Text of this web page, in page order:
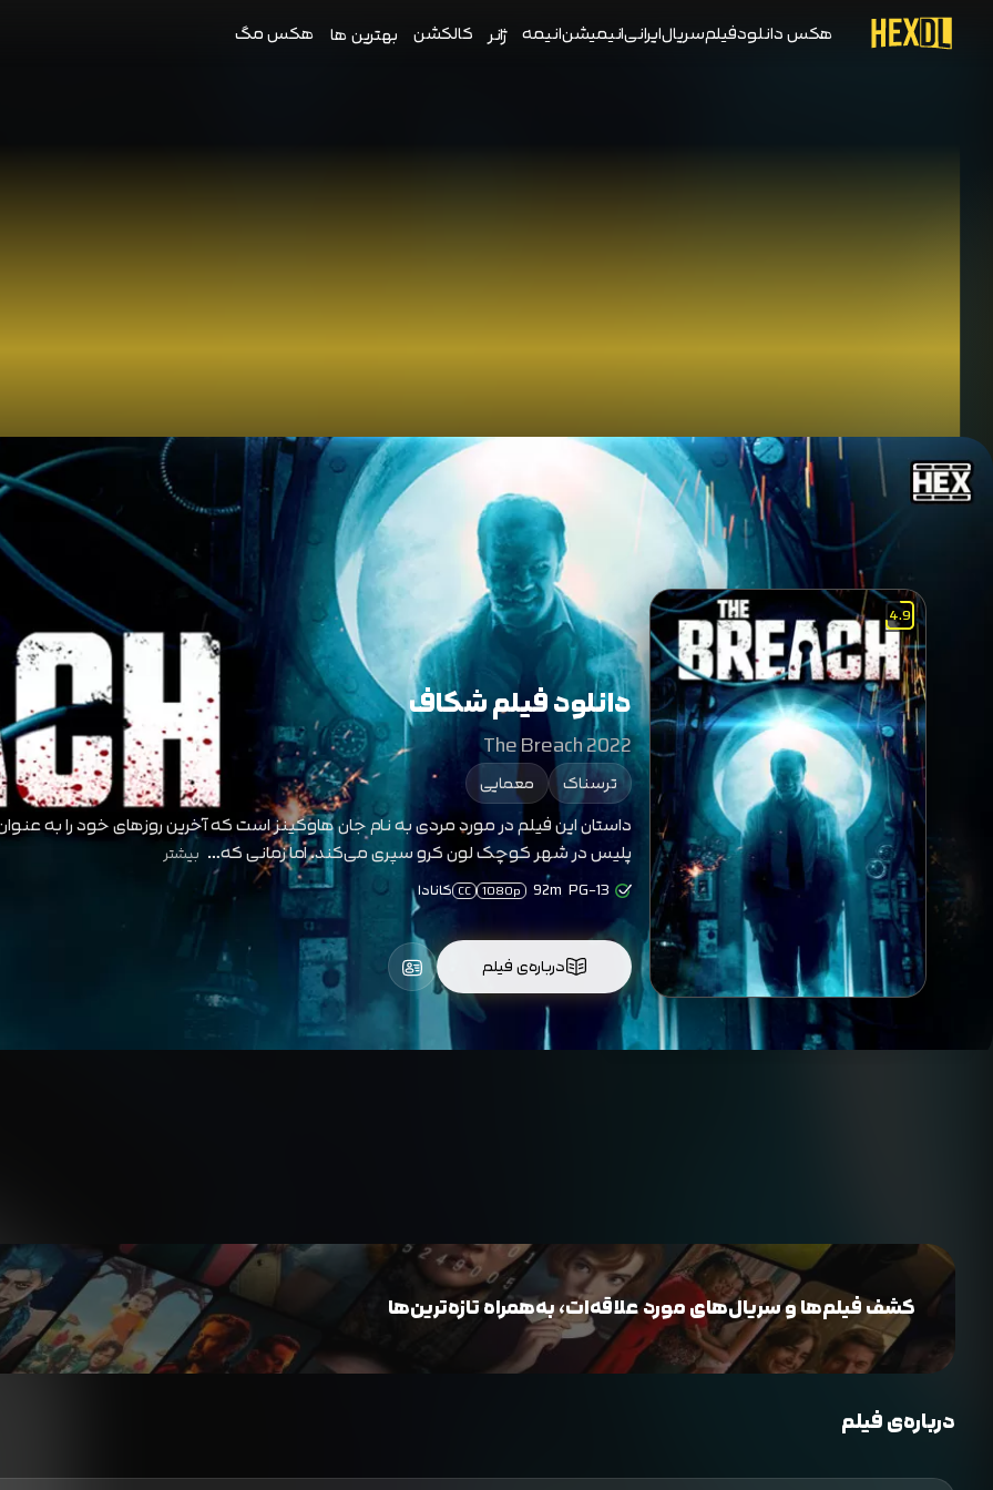
هکس دانلودفیلمسریالایرانیانیمیشنانیمه ژانر کالکشن بهترین ها هکس مگ
4.9
دانلود فیلم شکاف
The Breach 2022
ترسناک معمایی
داستان این فیلم در مورد مردی به نام جان هاوکینز است که آخرین روزهای خود را به
پلیس در شهر کوچک لون کرو سپری می‌کند. اما زمانی که… بیشتر
PG-13
92m
1080p
CC کانادا
درباره‌ی فیلم
کشف فیلم‌ها و سریال‌های مورد علاقه‌ات، به‌همراه تازه‌ترین‌ها
درباره‌ی فیلم